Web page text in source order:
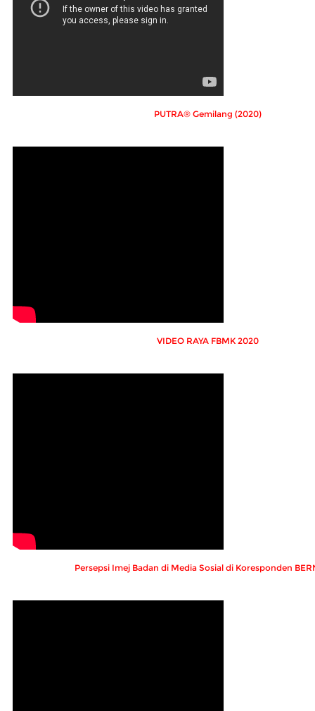
PUTRA® Gemilang (2020)
VIDEO RAYA FBMK 2020
Persepsi Imej Badan di Media Sosial di Koresponden